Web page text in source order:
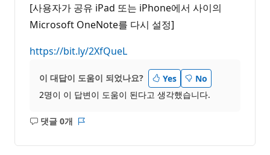
[사용자가 공유 iPad 또는 iPhone에서 사이의
Microsoft OneNote를 다시 설정]
https://bit.ly/2XfQueL
이 대답이 도움이 되었나요? Yes
No
2명이 이 답변이 도움이 된다고 생각했습니다.
댓글 0개
설